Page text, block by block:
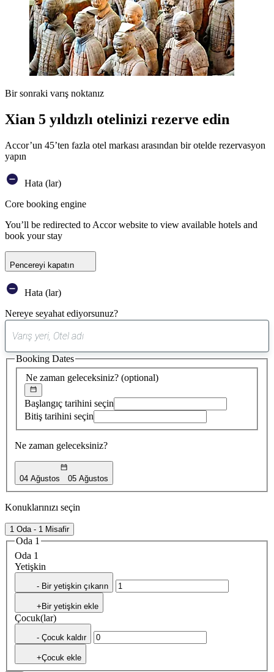
Bir sonraki varış noktanız
Xian 5 yıldızlı otelinizi rezerve edin
Accor’un 45’ten fazla otel markası arasından bir otelde rezervasyon
yapın
Hata (lar)
Core booking engine
You’ll be redirected to Accor website to view available hotels and
book your stay
Pencereyi kapatın
Hata (lar)
Nereye seyahat ediyorsunuz?
öneri
bulundu
Ne zaman geleceksiniz? (optional)
Başlangıç tarihini seçin
Bitiş tarihini seçin
Ne zaman geleceksiniz?
04 Ağustos 05 Ağustos
Booking Dates
Konuklarınızı seçin
1 Oda - 1 Misafir
Oda 1
Oda 1
Yetişkin
- Bir yetişkin çıkarın
+Bir yetişkin ekle
Çocuk(lar)
- Çocuk kaldır
+Çocuk ekle